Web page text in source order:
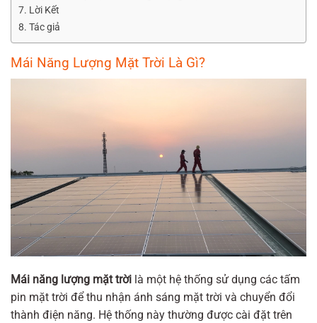
Lời Kết
Tác giả
Mái Năng Lượng Mặt Trời Là Gì?
Mái năng lượng mặt trời là một hệ thống sử dụng các tấm
pin mặt trời để thu nhận ánh sáng mặt trời và chuyển đổi
thành điện năng. Hệ thống này thường được cài đặt trên